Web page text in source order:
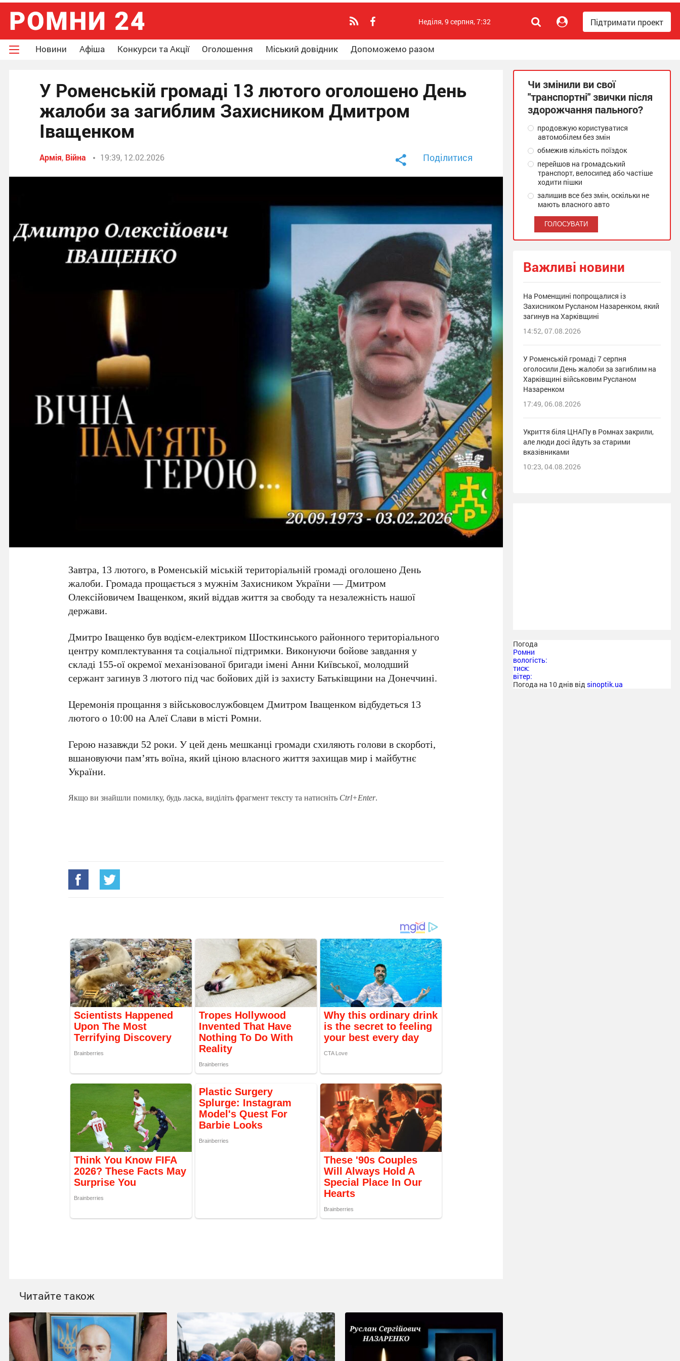
Підтримати проект
Неділя, 9 серпня, 7:32
Новини Афіша Конкурси та Акції Оголошення Міський довідник Допоможемо разом
У Роменській громаді 13 лютого оголошено День
жалоби за загиблим Захисником Дмитром
Іващенком
Армія, Війна 19:39, 12.02.2026 Поділитися
Завтра, 13 лютого, в Роменській міській територіальній громаді оголошено День
жалоби. Громада прощається з мужнім Захисником України — Дмитром
Олексійовичем Іващенком, який віддав життя за свободу та незалежність нашої
держави.
Дмитро Іващенко був водієм-електриком Шосткинського районного територіального
центру комплектування та соціальної підтримки. Виконуючи бойове завдання у
складі 155-ої окремої механізованої бригади імені Анни Київської, молодший
сержант загинув 3 лютого під час бойових дій із захисту Батьківщини на Донеччині.
Церемонія прощання з військовослужбовцем Дмитром Іващенком відбудеться 13
лютого о 10:00 на Алеї Слави в місті Ромни.
Герою назавжди 52 роки. У цей день мешканці громади схиляють голови в скорботі,
вшановуючи пам’ять воїна, який ціною власного життя захищав мир і майбутнє
України.
Якщо ви знайшли помилку, будь ласка, виділіть фрагмент тексту та натисніть Ctrl+Enter.
Читайте також
Чи змінили ви свої
"транспортні" звички після
здорожчання пального?
продовжую користуватися
автомобілем без змін
обмежив кількість поїздок
перейшов на громадський
транспорт, велосипед або частіше
ходити пішки
залишив все без змін, оскільки не
мають власного авто
Важливі новини
На Роменщині попрощалися із
Захисником Русланом Назаренком, який
загинув на Харківщині
14:52, 07.08.2026
У Роменській громаді 7 серпня
оголосили День жалоби за загиблим на
Харківщині військовим Русланом
Назаренком
17:49, 06.08.2026
Укриття біля ЦНАПу в Ромнах закрили,
але люди досі йдуть за старими
вказівниками
10:23, 04.08.2026
Погода
Ромни
вологість:
тиск:
вітер:
Погода на 10 днів від sinoptik.ua